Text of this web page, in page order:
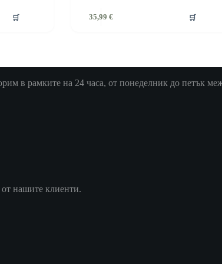
🛒 35,99 € 🛒
в рамките на 24 часа, от понеделник до петък
нашите клиенти.